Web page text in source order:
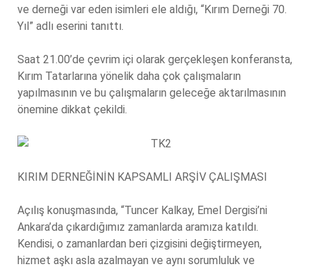
ve derneği var eden isimleri ele aldığı, “Kırım Derneği 70.
Yıl” adlı eserini tanıttı.
Saat 21.00’de çevrim içi olarak gerçekleşen konferansta,
Kırım Tatarlarına yönelik daha çok çalışmaların
yapılmasının ve bu çalışmaların geleceğe aktarılmasının
önemine dikkat çekildi.
KIRIM DERNEĞİNİN KAPSAMLI ARŞİV ÇALIŞMASI
Açılış konuşmasında, “Tuncer Kalkay, Emel Dergisi’ni
Ankara’da çıkardığımız zamanlarda aramıza katıldı.
Kendisi, o zamanlardan beri çizgisini değiştirmeyen,
hizmet aşkı asla azalmayan ve aynı sorumluluk ve